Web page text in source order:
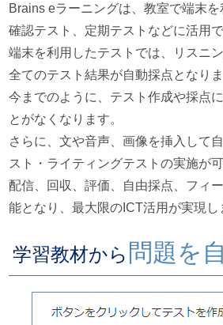
Brains eラーニングは、教室で端末
確認テスト、定期テストなどに活用で
端末を利用したテストでは、リスニ
全てのテスト結果が自動採点となりま
今までのように、テスト作成や採点
とがなくなります。
さらに、文や音声、画像を挿入して
スト・ライティングテストの実施が可
配信、回収、評価、自由採点、フィ
能となり、最大限のICT活用が実現し
学習教材から 問題を